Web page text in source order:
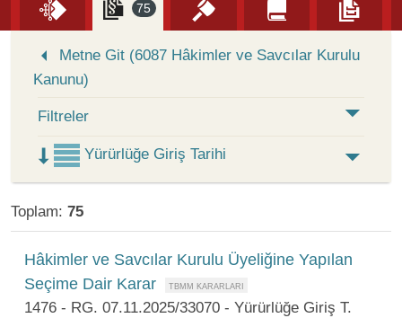
75
Metne Git (6087 Hâkimler ve Savcılar Kurulu
Kanunu)
Filtreler
Yürürlüğe Giriş Tarihi
Toplam: 75
Hâkimler ve Savcılar Kurulu Üyeliğine Yapılan
Seçime Dair Karar
1476 - RG. 07.11.2025/33070 - Yürürlüğe Giriş T.